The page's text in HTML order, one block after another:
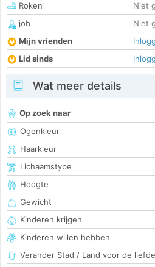
Roken
Niet
job
Niet
Mijn vrienden
Lid sinds
Wat meer details
Op zoek naar
Ogenkleur
Haarkleur
Lichaamstype
Hoogte
Gewicht
Kinderen krijgen
Kinderen willen hebben
Verander Stad / Land voor de liefde